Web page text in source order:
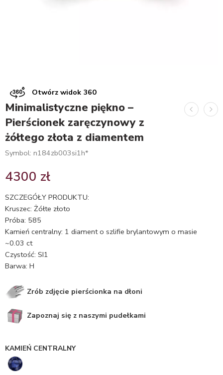
Otwórz widok 360
Minimalistyczne piękno –
Pierścionek zaręczynowy z
żółtego złota z diamentem
Symbol: n184zb003si1h*
4300 zł
SZCZEGÓŁY PRODUKTU:
Kruszec: Żółte złoto
Próba: 585
Kamień centralny: 1 diament o szlifie brylantowym o masie
~0.03 ct
Czystość: SI1
Barwa: H
Zrób zdjęcie pierścionka na dłoni
Zapoznaj się z naszymi pudełkami
KAMIEŃ CENTRALNY